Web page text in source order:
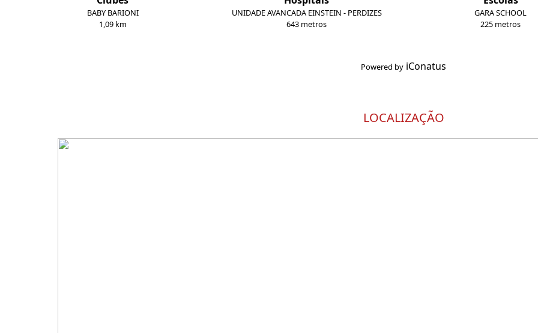
BABY BARIONI
1,09 km
UNIDADE AVANCADA EINSTEIN - PERDIZES
643 metros
GARA SCHOOL
225 metros
Powered by iConatus
LOCALIZAÇÃO